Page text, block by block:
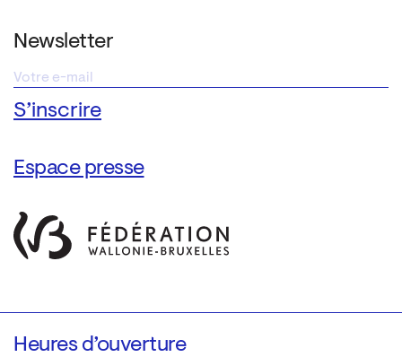
Newsletter
Espace presse
Heures d’ouverture